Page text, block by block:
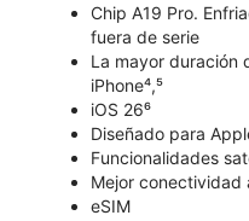
Chip A19 Pro.
fuera de serie
La mayor duración
iPhone⁴,⁵
iOS 26⁶
Diseñado para
Funcionalidades
Mejor conectividad
eSIM